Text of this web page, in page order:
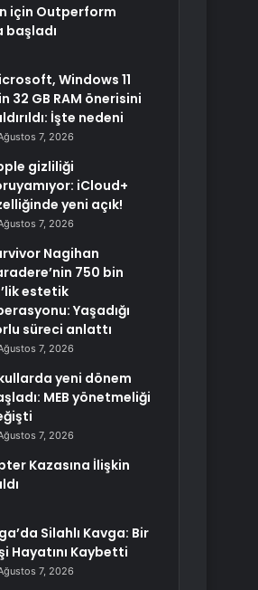
için Outperform
başladı
Windows 11
32 GB RAM önerisini
İşte nedeni
7, 2026
gizliliği
iCloud+
yeni açık!
7, 2026
Nagihan
750 bin
estetik
Yaşadığı
süreci anlattı
7, 2026
yeni dönem
MEB yönetmeliği
7, 2026
Kazasına İlişkin
Silahlı Kavga: Bir
Hayatını Kaybetti
7, 2026